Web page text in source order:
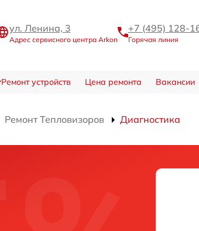
ул. Ленина, 3
Адрес сервисного центра Arkon
+7 (495) 128-
Горячая линия
Ремонт устройств Цена ремонта Вакансии
Ремонт Тепловизоров Диагностика